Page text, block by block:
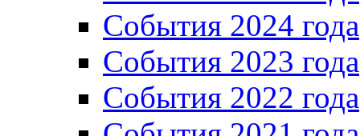
События 2024 года
События 2023 года
Cобытия 2022 года